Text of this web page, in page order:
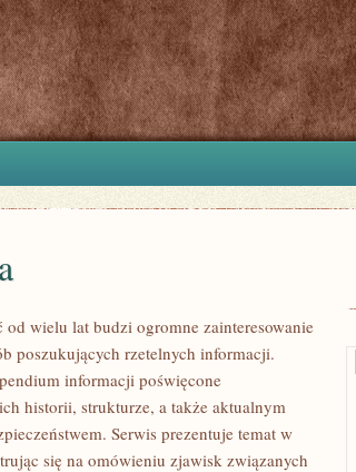
od wielu lat budzi ogromne zainteresowanie
poszukujących rzetelnych informacji.
informacji poświęcone
historii, strukturze, a także aktualnym
Serwis prezentuje temat w
się na omówieniu zjawisk związanych